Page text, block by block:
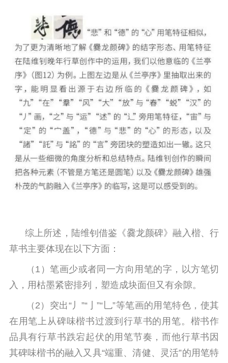
综上所述，陆维钊借鉴《爨龙颜碑》融入楷、行
草书主要体现在以下方面：
（1）笔画少或者同一方向用笔的字，以方笔切
入，用枯墨紧密排列，塑造成块面但又有余隙。
（2）突出“丿”“亅”“乚”等笔画的用笔特色，使其
在用笔上从碑味楷书过渡到行草书的用笔。楷书作
品具有行草书跌宕起伏的用笔节奏，而他行草书因
其碑味楷书的融入又具“端重、清健、灵活”的用笔特